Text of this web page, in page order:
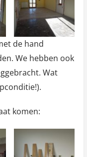
de hand
We hebben ook
Wat
komen: